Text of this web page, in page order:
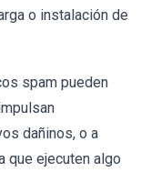
o instalación de
spam pueden
dañinos, o a
que ejecuten algo